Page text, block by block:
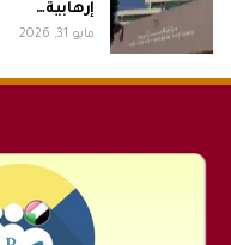
إرهابية…
مايو 31, 2026